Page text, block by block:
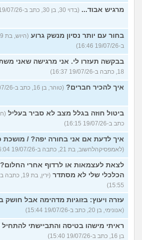
מרגיש אבוד... (בדוי 30, בן 30, כתב ב-19/07/26 16:55)
בחור עם יותר נסיון מנשק גרוע
ב-19/07/26 16:46)
בבקשה תעזרו לי. אני מרגישה שאני
18, כתבה ב-19/07/26 16:37)
איך להכיר חברים? (טוהר, בן 16, כתב ב-19/07/26 16:26)
ביטול חוזה בגלל מצב לא סביר בעליל
כתב ב-19/07/26 16:15)
איך לדעת אם אני בחורה יפה? / מושכת
(לאמפסיקהלחשוב, בת 21, כתבה ב-19/07/26 16:04)
לצאת לעצמאות או לרדוף אחרי
הכלכלי שלי לא מסתדר
15:55)
עזרה ויעוץ: בזוגיות מדהימה אבל חושק
(אנונימי, בן 20, כתב ב-19/07/26 15:44)
ראיתי מישהו בטיסה והתביישתי להתחיל
בן 16, כתב ב-19/07/26 15:40)